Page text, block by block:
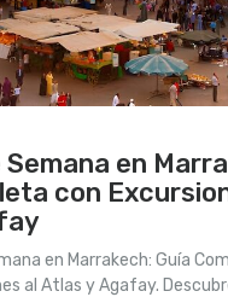
Semana en
con
en Marrakech: Guía
al Atlas y Agafay.